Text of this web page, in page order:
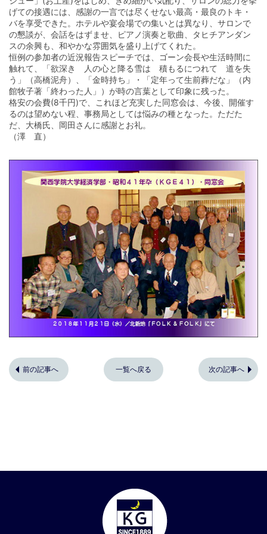
げての接遇には、感謝の一言では尽くせない最高・最良のトキ・
バを享受できた。ホテルや宴会場での集いとは異なり、サロンで
の懇談が、会話をはずませ、ピアノ演奏と歌曲、タヒチアンダン
スの余興も、和やかな雰囲気を盛り上げてくれた。
恒例の参加者の近況報告スピーチでは、ゴーン会長や生活時間に
触れて、「欲深き 人の心と降る雪は 積もるにつれて 道を失
う」（高橋泥舟）、「金時持ち」・「定年って生前葬だな」（内
館牧子著「終わった人」）が時の言葉として印象に残った。
格安の会費(8千円)で、これほど充実した同窓会は、今後、開催す
るのは望めない程、事務局としては悩みの種となった。ただた
だ、大橋氏、岡田さんに感謝とお礼。
（澤 直）
前の記事へ 一覧へ戻る 次の記事へ